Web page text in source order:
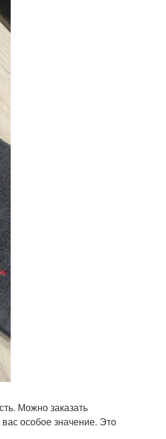
Можно заказать
особое значение. Это